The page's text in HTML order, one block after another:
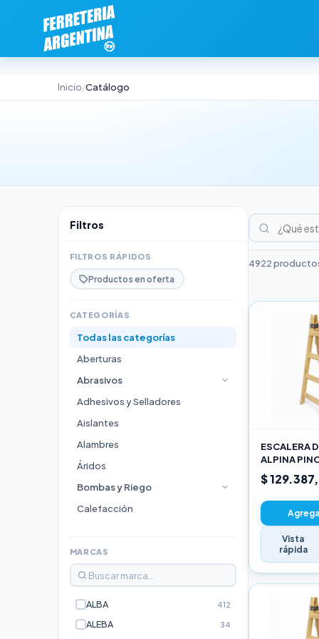
Inicio/Catálogo
Filtros
FILTROS RÁPIDOS
Productos en oferta
CATEGORÍAS
Todas las categorías
Aberturas
Abrasivos
Adhesivos y Selladores
Aislantes
Alambres
Áridos
Bombas y Riego
Calefacción
Durlock
Electricidad e Iluminación
MARCAS
ALBA 412
ALEBA 34
4922
ESCALERA
ALPINA
3,00M PRO
$
Vista
rápida